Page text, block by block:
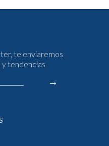
te enviaremos
tendencias